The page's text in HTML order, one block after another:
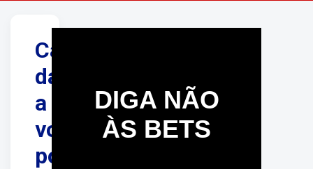
Casemiro
dá
a
volta
por
DIGA NÃO
ÀS BETS